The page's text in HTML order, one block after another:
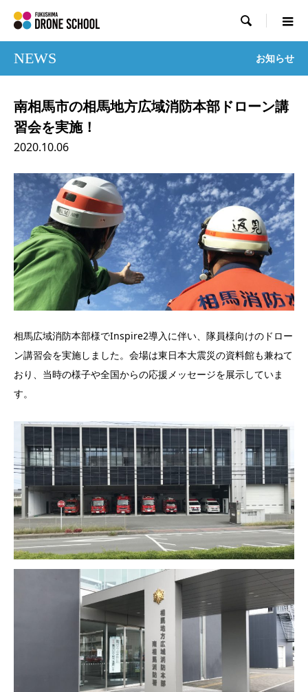

NEWS お知らせ
南相馬市の相馬地方広域消防本部ドローン講
習会を実施！
2020.10.06
相馬広域消防本部様でInspire2導入に伴い、隊員様向けのドロー
ン講習会を実施しました。会場は東日本大震災の資料館も兼ねて
おり、当時の様子や全国からの応援メッセージを展示していま
す。